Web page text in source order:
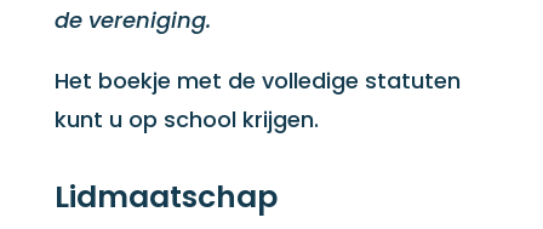
de vereniging.
Het boekje met de volledige statuten
kunt u op school krijgen.
Lidmaatschap